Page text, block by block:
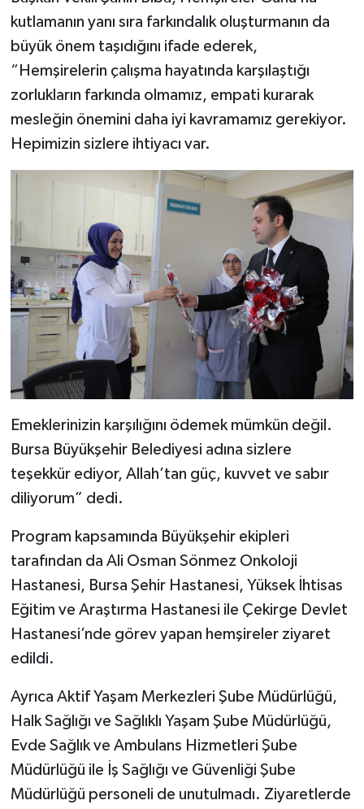
kutlamanın yanı sıra farkındalık oluşturmanın da
büyük önem taşıdığını ifade ederek,
“Hemşirelerin çalışma hayatında karşılaştığı
zorlukların farkında olmamız, empati kurarak
mesleğin önemini daha iyi kavramamız gerekiyor.
Hepimizin sizlere ihtiyacı var.
Emeklerinizin karşılığını ödemek mümkün değil.
Bursa Büyükşehir Belediyesi adına sizlere
teşekkür ediyor, Allah’tan güç, kuvvet ve sabır
diliyorum” dedi.
Program kapsamında Büyükşehir ekipleri
tarafından da Ali Osman Sönmez Onkoloji
Hastanesi, Bursa Şehir Hastanesi, Yüksek İhtisas
Eğitim ve Araştırma Hastanesi ile Çekirge Devlet
Hastanesi’nde görev yapan hemşireler ziyaret
edildi.
Ayrıca Aktif Yaşam Merkezleri Şube Müdürlüğü,
Halk Sağlığı ve Sağlıklı Yaşam Şube Müdürlüğü,
Evde Sağlık ve Ambulans Hizmetleri Şube
Müdürlüğü ile İş Sağlığı ve Güvenliği Şube
Müdürlüğü personeli de unutulmadı. Ziyaretlerde